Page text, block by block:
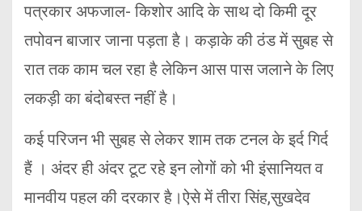
पत्रकार अफजाल- किशोर आदि के साथ दो किमी दूर
तपोवन बाजार जाना पड़ता है। कड़ाके की ठंड में सुबह से
रात तक काम चल रहा है लेकिन आस पास जलाने के लिए
लकड़ी का बंदोबस्त नहीं है।
कई परिजन भी सुबह से लेकर शाम तक टनल के इर्द गिर्द
हैं । अंदर ही अंदर टूट रहे इन लोगों को भी इंसानियत व
मानवीय पहल की दरकार है।ऐसे में तीरा सिंह,सुखदेव